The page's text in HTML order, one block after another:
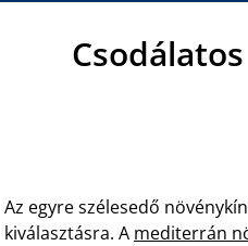
Az egyre szélesedő
kiválasztásra. A mediterrán